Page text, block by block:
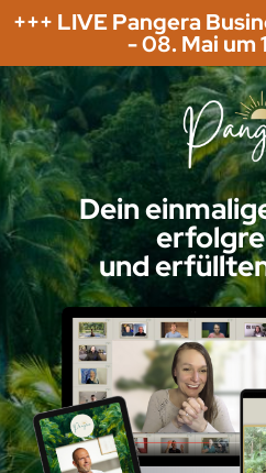
+++ LIVE Pangera
- 08. Mai um
Dein
und